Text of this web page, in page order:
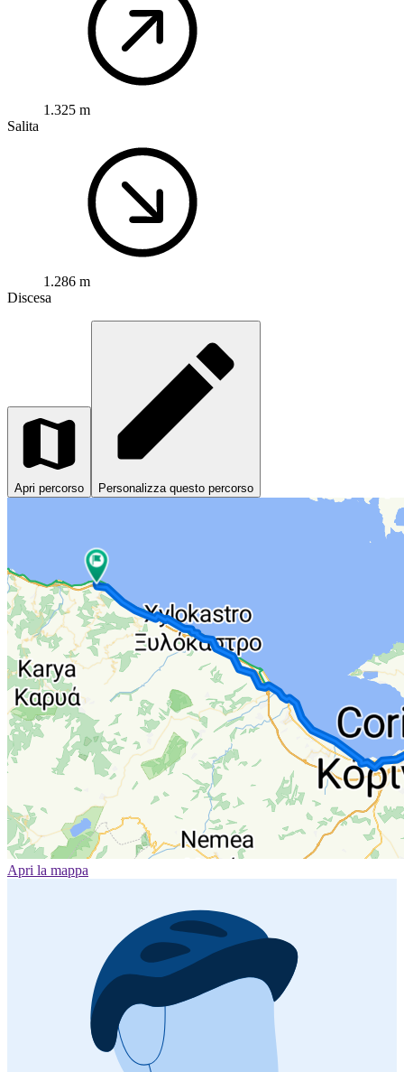
1.325 m
Salita
1.286 m
Discesa
Apri percorso Personalizza questo percorso
Apri la mappa